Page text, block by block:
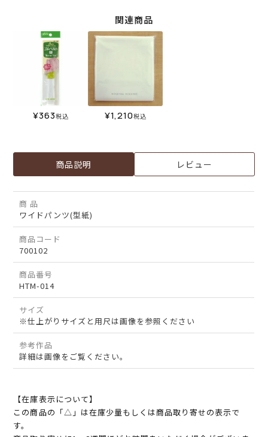
関連商品
¥363税込 ¥1,210税込
商品説明 レビュー
商 品
ワイドパンツ(型紙)
商品コード
700102
商品番号
HTM-014
サイズ
※仕上がりサイズと用尺は画像を参照ください
参考作品
詳細は画像をご覧ください。
【在庫表示について】
この商品の「△」は在庫少量もしくは商品取り寄せの表示で
す。